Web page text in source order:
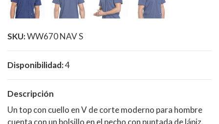
SKU:WW670 NAV S
Disponibilidad:4
Descripción
Un top con cuello en V de corte moderno para hombre
cuenta con un bolsillo en el pecho con puntada de lápiz,